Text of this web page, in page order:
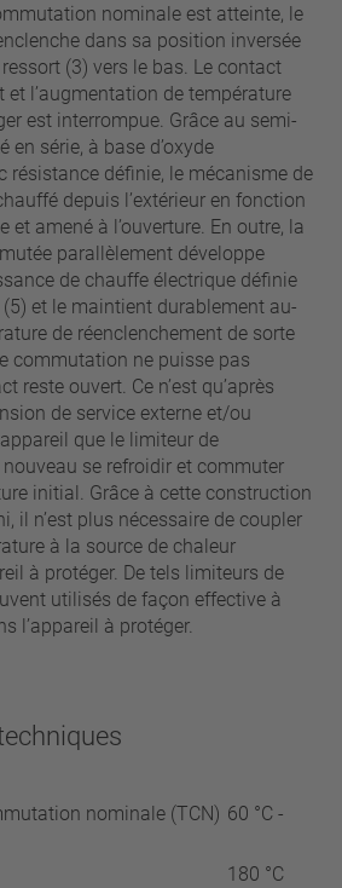
nominale est atteinte, le
dans sa position inversée
(3) vers le bas. Le contact
et l’augmentation de température
est interrompue. Grâce au semi-
série, à base d’oxyde
résistance définie, le mécanisme de
depuis l’extérieur en fonction
et amené à l’ouverture. En outre, la
parallèlement développe
de chauffe électrique définie
et le maintient durablement au-
de réenclenchement de sorte
commutation ne puisse pas
reste ouvert. Ce n’est qu’après
de service externe et/ou
que le limiteur de
se refroidir et commuter
initial. Grâce à cette construction
il n’est plus nécessaire de coupler
à la source de chaleur
à protéger. De tels limiteurs de
utilisés de façon effective à
l’appareil à protéger.
nominale (TCN) 60 °C -
180 °C